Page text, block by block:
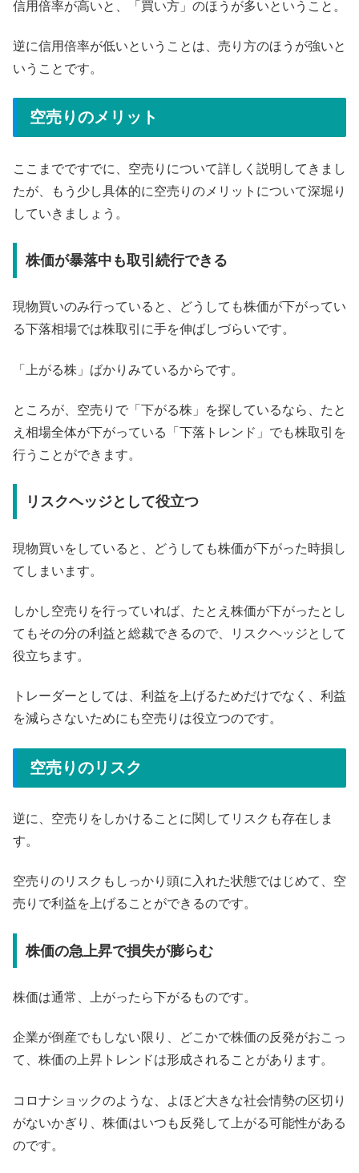
信用倍率が高いと、「買い方」のほうが多いということ。
逆に信用倍率が低いということは、売り方のほうが強いと
いうことです。
空売りのメリット
ここまでですでに、空売りについて詳しく説明してきまし
たが、もう少し具体的に空売りのメリットについて深堀り
していきましょう。
株価が暴落中も取引続行できる
現物買いのみ行っていると、どうしても株価が下がってい
る下落相場では株取引に手を伸ばしづらいです。
「上がる株」ばかりみているからです。
ところが、空売りで「下がる株」を探しているなら、たと
え相場全体が下がっている「下落トレンド」でも株取引を
行うことができます。
リスクヘッジとして役立つ
現物買いをしていると、どうしても株価が下がった時損し
てしまいます。
しかし空売りを行っていれば、たとえ株価が下がったとし
てもその分の利益と総裁できるので、リスクヘッジとして
役立ちます。
トレーダーとしては、利益を上げるためだけでなく、利益
を減らさないためにも空売りは役立つのです。
空売りのリスク
逆に、空売りをしかけることに関してリスクも存在しま
す。
空売りのリスクもしっかり頭に入れた状態ではじめて、空
売りで利益を上げることができるのです。
株価の急上昇で損失が膨らむ
株価は通常、上がったら下がるものです。
企業が倒産でもしない限り、どこかで株価の反発がおこっ
て、株価の上昇トレンドは形成されることがあります。
コロナショックのような、よほど大きな社会情勢の区切り
がないかぎり、株価はいつも反発して上がる可能性がある
のです。